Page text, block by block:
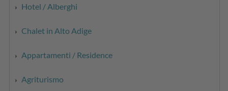
Hotel / Alberghi
Chalet in Alto Adige
Appartamenti / Residence
Agriturismo